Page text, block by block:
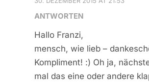
ANTWORTEN
Hallo Franzi,
mensch, wie lieb –
Kompliment! :) Oh ja,
mal das eine oder andere